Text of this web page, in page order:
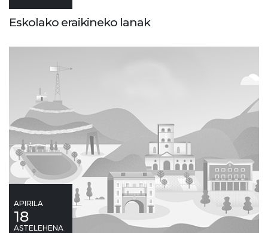
Eskolako eraikineko lanak
APIRILA
18
ASTELEHENA